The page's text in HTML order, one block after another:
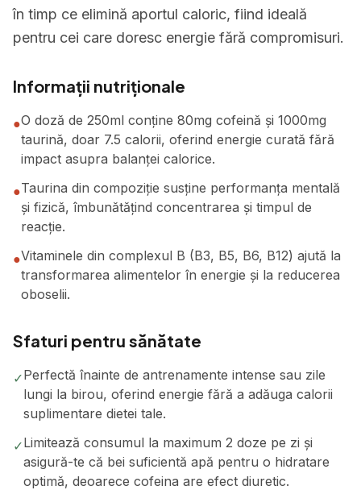
în timp ce elimină aportul caloric, fiind ideală
pentru cei care doresc energie fără compromisuri.
Informații nutriționale
●O doză de 250ml conține 80mg cofeină și 1000mg
taurină, doar 7.5 calorii, oferind energie curată fără
impact asupra balanței calorice.
●Taurina din compoziție susține performanța mentală
și fizică, îmbunătățind concentrarea și timpul de
reacție.
●Vitaminele din complexul B (B3, B5, B6, B12) ajută la
transformarea alimentelor în energie și la reducerea
oboselii.
Sfaturi pentru sănătate
✓Perfectă înainte de antrenamente intense sau zile
lungi la birou, oferind energie fără a adăuga calorii
suplimentare dietei tale.
✓Limitează consumul la maximum 2 doze pe zi și
asigură-te că bei suficientă apă pentru o hidratare
optimă, deoarece cofeina are efect diuretic.